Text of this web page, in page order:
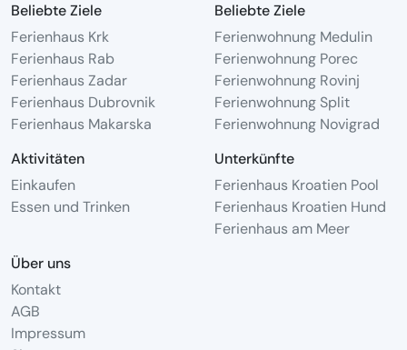
Beliebte Ziele
Ferienhaus Krk
Ferienhaus Rab
Ferienhaus Zadar
Ferienhaus Dubrovnik
Ferienhaus Makarska
Beliebte Ziele
Ferienwohnung Medulin
Ferienwohnung Porec
Ferienwohnung Rovinj
Ferienwohnung Split
Ferienwohnung Novigrad
Aktivitäten
Einkaufen
Essen und Trinken
Unterkünfte
Ferienhaus Kroatien Pool
Ferienhaus Kroatien Hund
Ferienhaus am Meer
Über uns
Kontakt
AGB
Impressum